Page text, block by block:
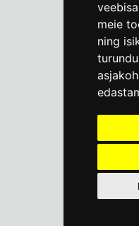
meie
ning
E-R kell 9-